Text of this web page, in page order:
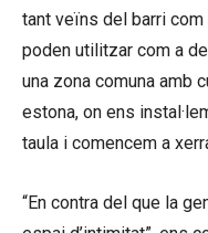
tant veïns del barri
poden utilitzar com a
una zona comuna amb
estona, on ens
taula i comencem a
“En contra del que la